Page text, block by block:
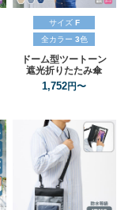
サイズ F
全カラー 3色
ドーム型ツートーン
遮光折りたたみ傘
1,752円〜